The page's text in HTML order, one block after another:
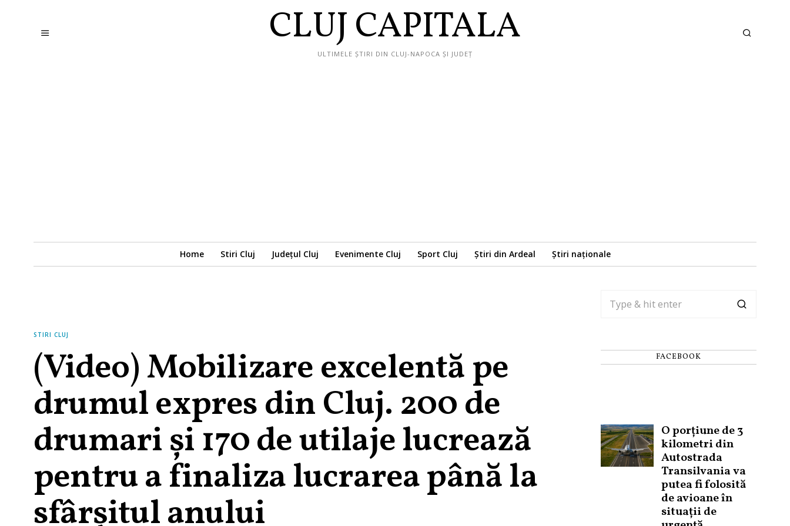
CLUJ CAPITALA
ULTIMELE ȘTIRI DIN CLUJ-NAPOCA ȘI JUDEȚ
Home Stiri Cluj Județul Cluj Evenimente Cluj Sport Cluj Știri din Ardeal Știri naționale
STIRI CLUJ
(Video) Mobilizare excelentă pe
drumul expres din Cluj. 200 de
drumari și 170 de utilaje lucrează
pentru a finaliza lucrarea până la
sfârșitul anului
FACEBOOK
O porțiune de 3
kilometri din
Autostrada
Transilvania va
putea fi folosită
de avioane în
situații de